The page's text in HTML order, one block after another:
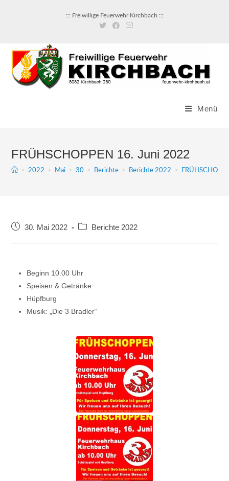
::: Freiwillige Feuerwehr Kirchbach :::
Menü
FRÜHSCHOPPEN 16. Juni 2022
> 2022 > Mai > 30 > Berichte > Berichte 2022 >
30. Mai 2022 Berichte 2022
Beginn 10.00 Uhr
Speisen & Getränke
Hüpfburg
Musik: „Die 3 Bradler“